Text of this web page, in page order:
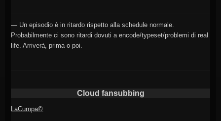
— Un episodio è in ritardo rispetto alla schedule normale.
Probabilmente ci sono ritardi dovuti a encode/typeset/problemi di real
life. Arriverà, prima o poi.
Cloud fansubbing
LaCumpa©